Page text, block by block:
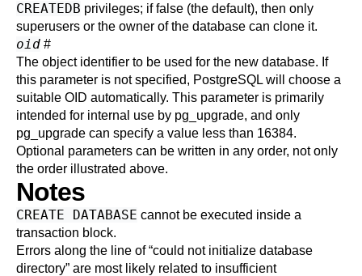
CREATEDB privileges; if false (the default), then only
superusers or the owner of the database can clone it.
oid #
The object identifier to be used for the new database. If
this parameter is not specified, PostgreSQL will choose a
suitable OID automatically. This parameter is primarily
intended for internal use by pg_upgrade, and only
pg_upgrade can specify a value less than 16384.
Optional parameters can be written in any order, not only
the order illustrated above.
Notes
CREATE DATABASE cannot be executed inside a
transaction block.
Errors along the line of“could not initialize database
directory” are most likely related to insufficient